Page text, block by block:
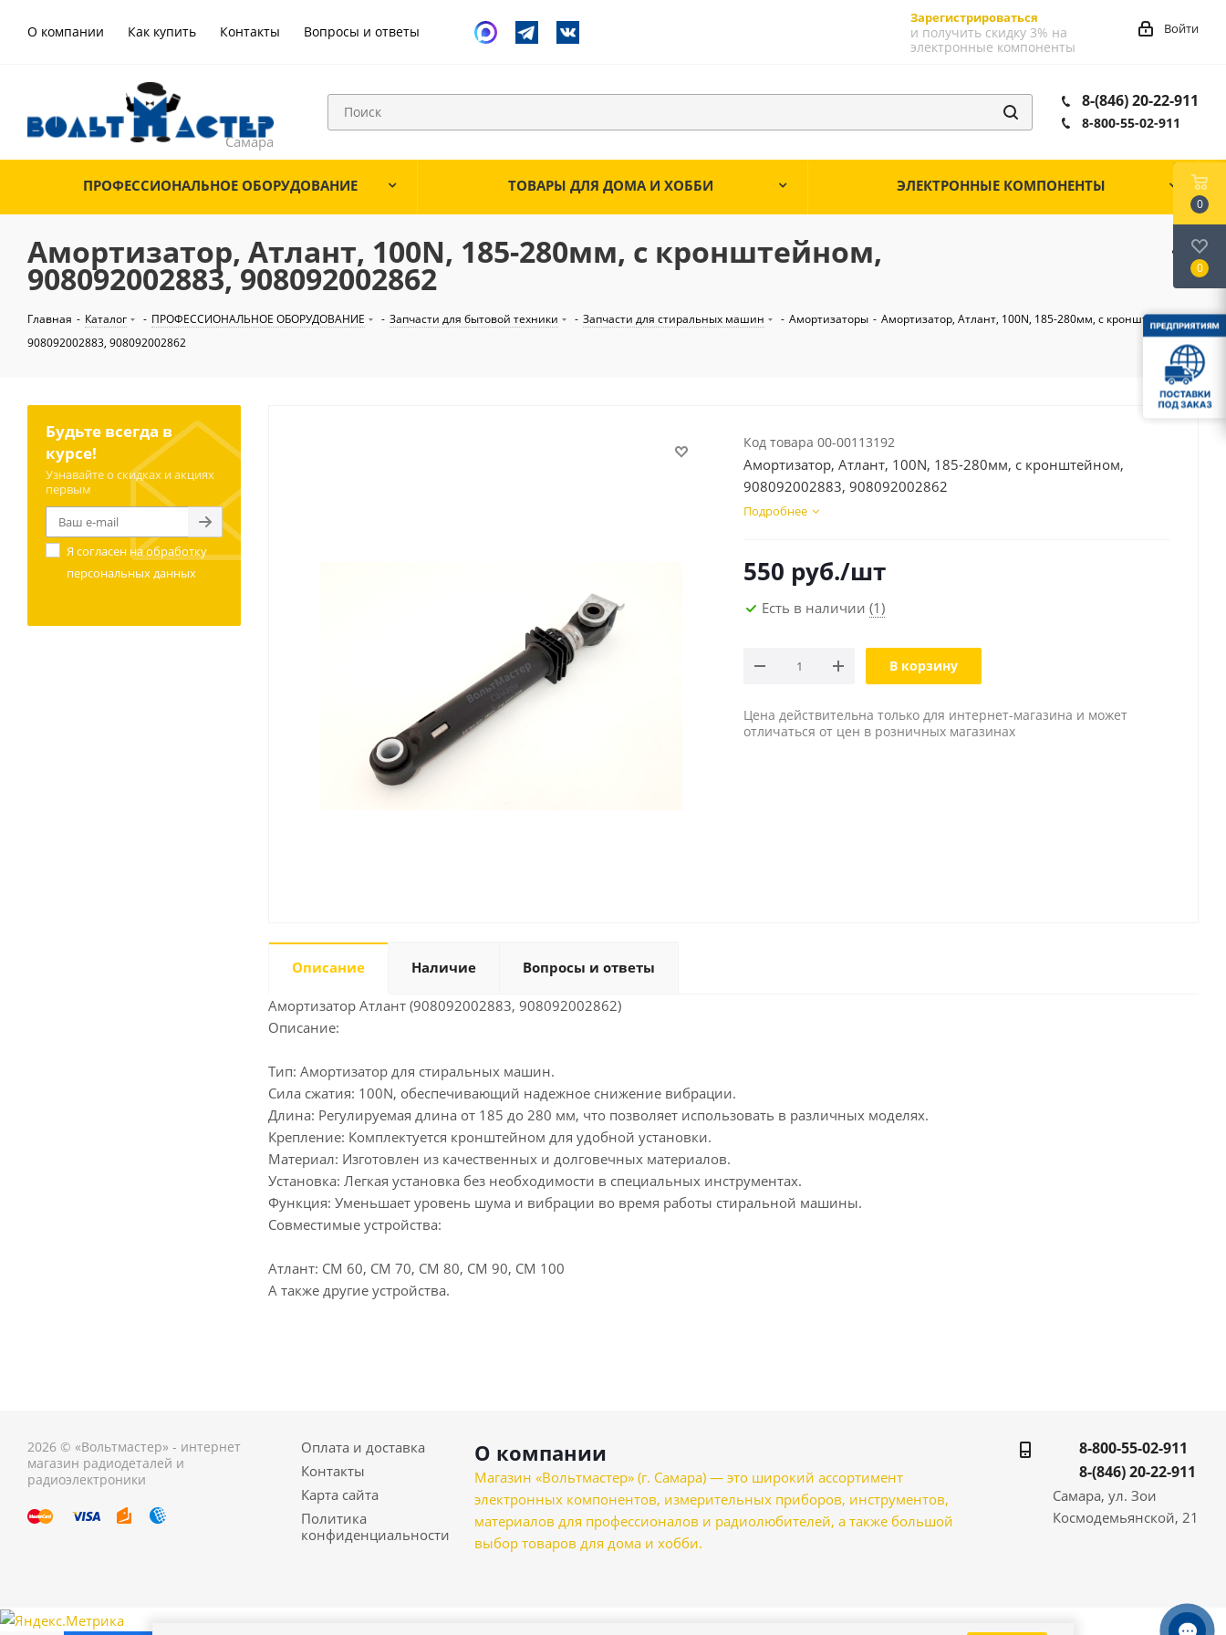
О компании Как купить Контакты Вопросы и ответы
Зарегистрироваться
и получить скидку 3% на
электронные компоненты
Войти
8-(846) 20-22-911
8-800-55-02-911
ПРОФЕССИОНАЛЬНОЕ ОБОРУДОВАНИЕ ТОВАРЫ ДЛЯ ДОМА И ХОББИ ЭЛЕКТРОННЫЕ КОМПОНЕНТЫ
Амортизатор, Атлант, 100N, 185-280мм, с кронштейном,
908092002883, 908092002862
Главная - Каталог - ПРОФЕССИОНАЛЬНОЕ ОБОРУДОВАНИЕ - Запчасти для бытовой техники - Запчасти для стиральных машин - Амортизаторы - Амортизатор, Атлант, 100N, 185-280мм, с кронштейном,
908092002883, 908092002862
Код товара 00-00113192
Амортизатор, Атлант, 100N, 185-280мм, с кронштейном,
908092002883, 908092002862
Подробнее
550 руб./шт
Есть в наличии (1)
В корзину
Цена действительна только для интернет-магазина и может
отличаться от цен в розничных магазинах
Описание Наличие Вопросы и ответы
Амортизатор Атлант (908092002883, 908092002862)
Описание:
Тип: Амортизатор для стиральных машин.
Сила сжатия: 100N, обеспечивающий надежное снижение вибрации.
Длина: Регулируемая длина от 185 до 280 мм, что позволяет использовать в различных моделях.
Крепление: Комплектуется кронштейном для удобной установки.
Материал: Изготовлен из качественных и долговечных материалов.
Установка: Легкая установка без необходимости в специальных инструментах.
Функция: Уменьшает уровень шума и вибрации во время работы стиральной машины.
Совместимые устройства:
Атлант: СМ 60, СМ 70, СМ 80, СМ 90, СМ 100
А также другие устройства.
Будьте всегда в
курсе!
Узнавайте о скидках и акциях
первым
Я согласен наобработку
персональных данных
2026 © «Вольтмастер» - интернет
магазин радиодеталей и
радиоэлектроники
Оплата и доставка
Контакты
Карта сайта
Политика
конфиденциальности
О компании
Магазин «Вольтмастер» (г. Самара) — это широкий ассортимент
электронных компонентов, измерительных приборов, инструментов,
материалов для профессионалов и радиолюбителей, а также большой
выбор товаров для дома и хобби.
8-800-55-02-911
8-(846) 20-22-911
Самара, ул. Зои
Космодемьянской, 21
0
0